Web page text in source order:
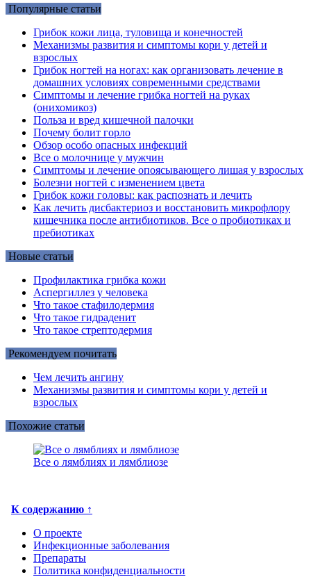
Популярные статьи
Грибок кожи лица, туловища и конечностей
Механизмы развития и симптомы кори у детей и
взрослых
Грибок ногтей на ногах: как организовать лечение в
домашних условиях современными средствами
Симптомы и лечение грибка ногтей на руках
(онихомикоз)
Польза и вред кишечной палочки
Почему болит горло
Обзор особо опасных инфекций
Все о молочнице у мужчин
Симптомы и лечение опоясывающего лишая у взрослых
Болезни ногтей с изменением цвета
Грибок кожи головы: как распознать и лечить
Как лечить дисбактериоз и восстановить микрофлору
кишечника после антибиотиков. Все о пробиотиках и
пребиотиках
Новые статьи
Профилактика грибка кожи
Аспергиллез у человека
Что такое стафилодермия
Что такое гидраденит
Что такое стрептодермия
Рекомендуем почитать
Чем лечить ангину
Механизмы развития и симптомы кори у детей и
взрослых
Похожие статьи
Все о лямблиях и лямблиозе
К содержанию ↑
О проекте
Инфекционные заболевания
Препараты
Политика конфиденциальности